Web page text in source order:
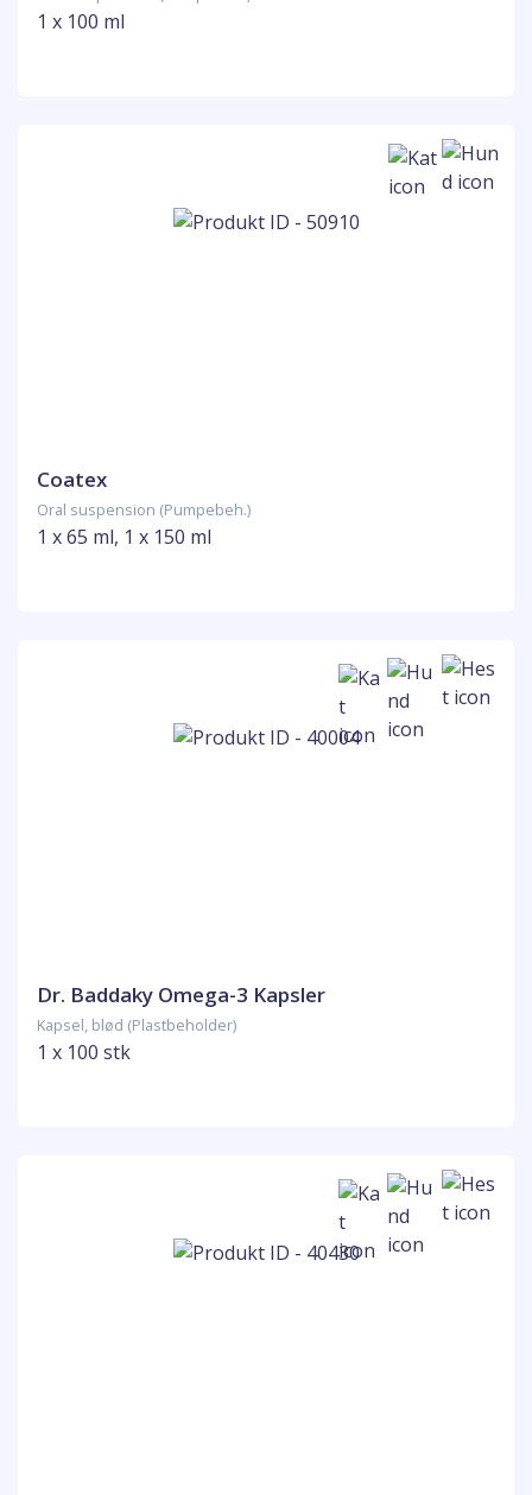
1 x 100 ml
Coatex
Oral suspension (Pumpebeh.)
1 x 65 ml, 1 x 150 ml
Dr. Baddaky Omega-3 Kapsler
Kapsel, blød (Plastbeholder)
1 x 100 stk